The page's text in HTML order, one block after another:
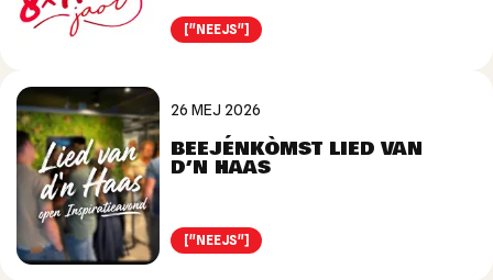
["NEEJS"]
26 MEJ 2026
BEEJÉNKÒMST LIED VAN
D’N HAAS
["NEEJS"]